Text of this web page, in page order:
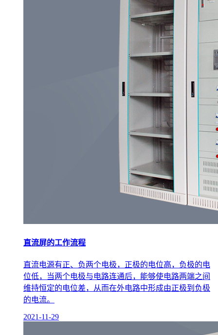
直流屏的工作流程
直流电源有正、负两个电极，正极的电位高，负极的电
位低，当两个电极与电路连通后，能够使电路两端之间
维持恒定的电位差，从而在外电路中形成由正极到负极
的电流。
2021-11-29